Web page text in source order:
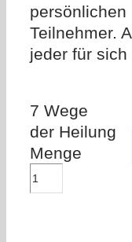
persönlichen
Teilnehmer.
jeder für sich
7 Wege
der Heilung
Menge